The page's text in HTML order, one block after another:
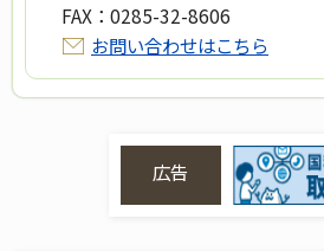
FAX： 0285-32-8606
お問い合わせはこちら
広告